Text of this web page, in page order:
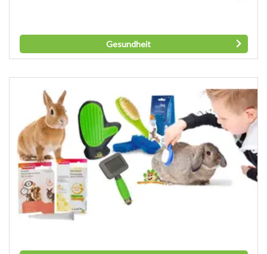
Gesundheit